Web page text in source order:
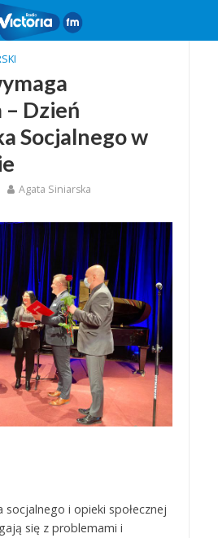
– Dzień
Socjalnego w
Agata Siniarska
socjalnego i opieki społecznej
się z problemami i